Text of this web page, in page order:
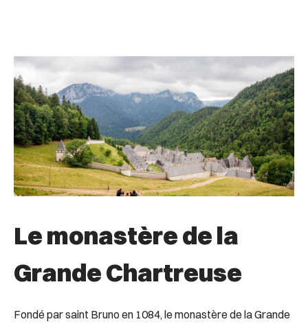
Le monastère de la
Grande Chartreuse
Fondé par saint Bruno en 1084, le monastère de la Grande